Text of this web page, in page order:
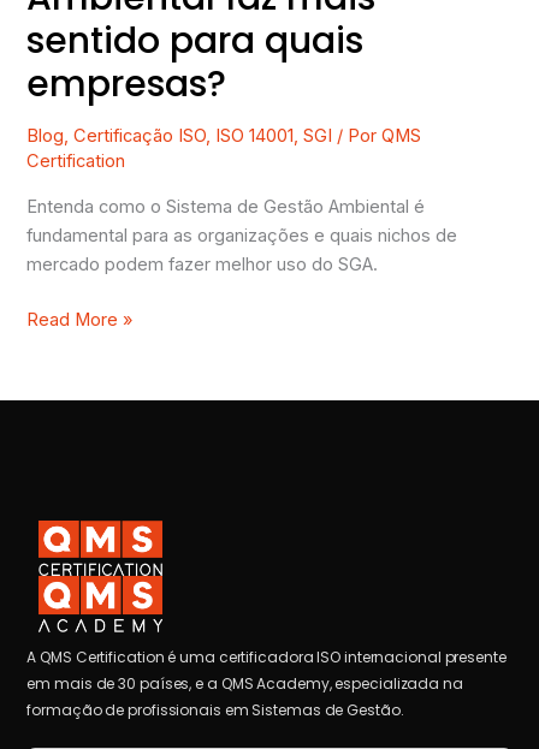
sentido para quais
empresas?
Blog,Certificação ISO, ISO 14001,SGI / PorQMS
Certification
Entenda como o Sistema de Gestão Ambiental é
fundamental para as organizações e quais nichos de
mercado podem fazer melhor uso do SGA.
Read More »
A QMS Certification é uma certificadora ISO internacional presente
em mais de 30 países, e a QMS Academy, especializada na
formação de profissionais em Sistemas de Gestão.